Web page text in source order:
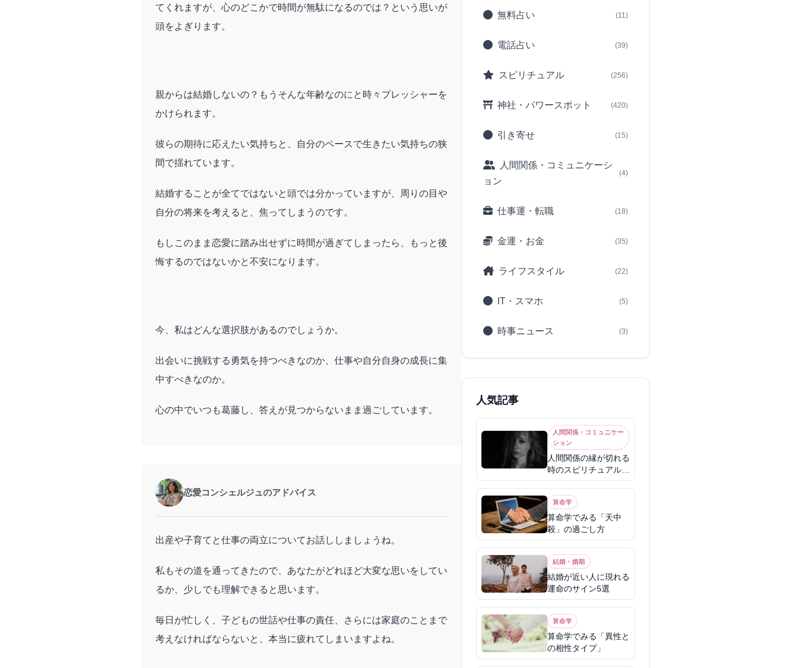
てくれますが、心のどこかで時間が無駄になるのでは？という思いが
頭をよぎります。
親からは結婚しないの？もうそんな年齢なのにと時々プレッシャーを
かけられます。
彼らの期待に応えたい気持ちと、自分のペースで生きたい気持ちの狭
間で揺れています。
結婚することが全てではないと頭では分かっていますが、周りの目や
自分の将来を考えると、焦ってしまうのです。
もしこのまま恋愛に踏み出せずに時間が過ぎてしまったら、もっと後
悔するのではないかと不安になります。
今、私はどんな選択肢があるのでしょうか。
出会いに挑戦する勇気を持つべきなのか、仕事や自分自身の成長に集
中すべきなのか。
心の中でいつも葛藤し、答えが見つからないまま過ごしています。
恋愛コンシェルジュのアドバイス
出産や子育てと仕事の両立についてお話ししましょうね。
私もその道を通ってきたので、あなたがどれほど大変な思いをしてい
るか、少しでも理解できると思います。
毎日が忙しく、子どもの世話や仕事の責任、さらには家庭のことまで
考えなければならないと、本当に疲れてしまいますよね。
無料占い (11)
電話占い (39)
スピリチュアル (256)
神社・パワースポット (420)
引き寄せ (15)
人間関係・コミュニケーシ
ョン
(4)
仕事運・転職 (18)
金運・お金 (35)
ライフスタイル (22)
IT・スマホ (5)
時事ニュース (3)
人気記事
人間関係・コミュニケー
ション
人間関係の縁が切れる
時のスピリチュアル意
味
算命学
算命学でみる「天中
殺」の過ごし方
結婚・婚期
結婚が近い人に現れる
運命のサイン5選
算命学
算命学でみる「異性と
の相性タイプ」